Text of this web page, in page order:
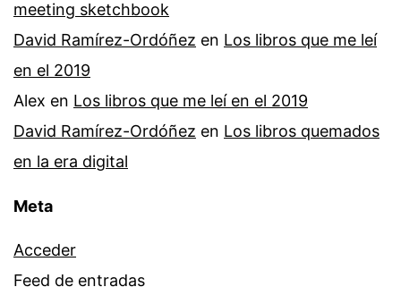
meeting sketchbook
David Ramírez-Ordóñez en Los libros que me leí
en el 2019
Alex en Los libros que me leí en el 2019
David Ramírez-Ordóñez en Los libros quemados
en la era digital
Meta
Acceder
Feed de entradas